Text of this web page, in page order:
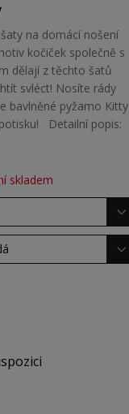
na domácí nošení
kočiček společně s
dělají z těchto šatů
svléct! Nosíte rády
bavlněné pyžamo Kitty
Detailní popis:
skladem